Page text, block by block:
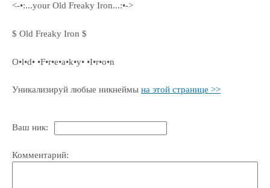
<-•:...your Old Freaky Iron...:•->
$ Old Freaky Iron $
O•l•d• •F•r•e•a•k•y• •I•r•o•n
Уникализируй любые никнеймы на этой странице >>
Ваш ник:
Комментарий: